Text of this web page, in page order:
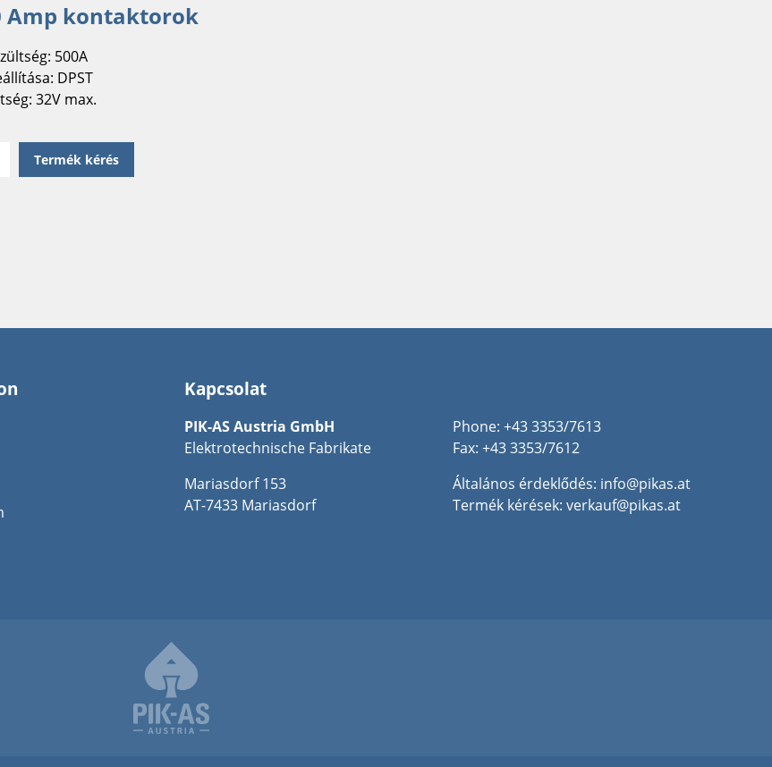
Amp kontaktorok
500A
DPST
32V max.
Termék kérés
Kapcsolat
PIK-AS Austria GmbH
Elektrotechnische Fabrikate
Mariasdorf 153
AT-7433 Mariasdorf
Phone: +43 3353/7613
Fax: +43 3353/7612
Általános érdeklődés: info@pikas.at
Termék kérések: verkauf@pikas.at